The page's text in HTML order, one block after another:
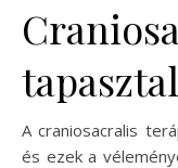
A craniosacralis
és ezek a